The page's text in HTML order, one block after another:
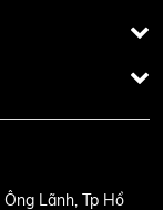
Lãnh, Tp Hồ